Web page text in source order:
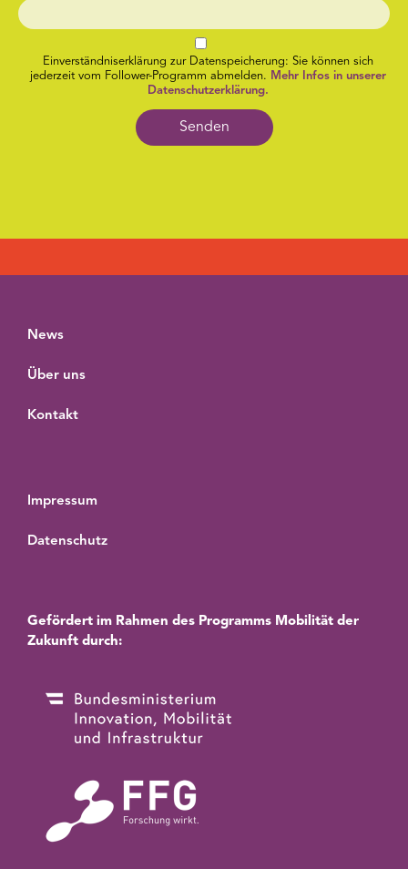
Einverständniserklärung zur Datenspeicherung: Sie können sich
jederzeit vom Follower-Programm abmelden. Mehr Infos in unserer
Datenschutzerklärung.
Senden
News
Über uns
Kontakt
Impressum
Datenschutz
Gefördert im Rahmen des Programms Mobilität der
Zukunft durch: